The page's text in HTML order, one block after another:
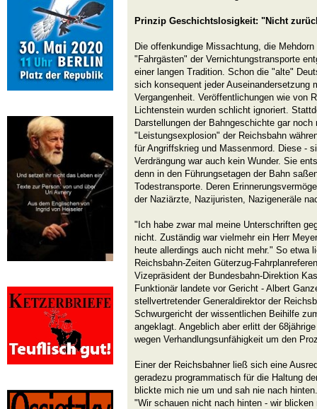
Prinzip Geschichtslosigkeit: "Nicht
Die offenkundige Missachtung, die
"Fahrgästen" der Vernichtungstransporte
einer langen Tradition. Schon die "alte"
sich konsequent jeder Auseinandersetzung
Vergangenheit. Veröffentlichungen wie von
Lichtenstein wurden schlicht ignoriert.
Darstellungen der Bahngeschichte gar
"Leistungsexplosion" der Reichsbahn
für Angriffskrieg und Massenmord. Diese -
Verdrängung war auch kein Wunder. Sie
denn in den Führungsetagen der Bahn
Todestransporte. Deren
der Naziärzte, Nazijuristen, Nazigeneräle
"Ich habe zwar mal meine Unterschriften
nicht. Zuständig war vielmehr ein Herr
heute allerdings auch nicht mehr." So etwa
Reichsbahn-Zeiten Güterzug-
Vizepräsident der Bundesbahn-Direktion
Funktionär landete vor Gericht - Albert
stellvertretender Generaldirektor der
Schwurgericht der wissentlichen Beihilfe
angeklagt. Angeblich aber erlitt der
wegen Verhandlungsunfähigkeit um den
Einer der Reichsbahner ließ sich eine
geradezu programmatisch für die Haltung
blickte mich nie um und sah nie nach
"Wir schauen nicht nach hinten - wir